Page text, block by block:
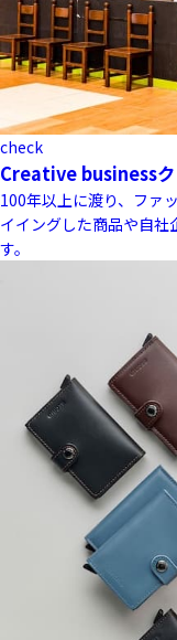
check
Creative business
100年以上に渡り、ファ
イイングした商品や自社
す。